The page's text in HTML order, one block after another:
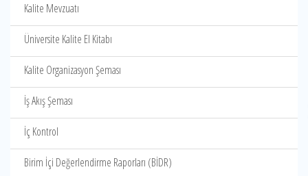
Kalite Mevzuatı
Üniversite Kalite El Kitabı
Kalite Organizasyon Şeması
İş Akış Şeması
İç Kontrol
Birim İçi Değerlendirme Raporları (BİDR)